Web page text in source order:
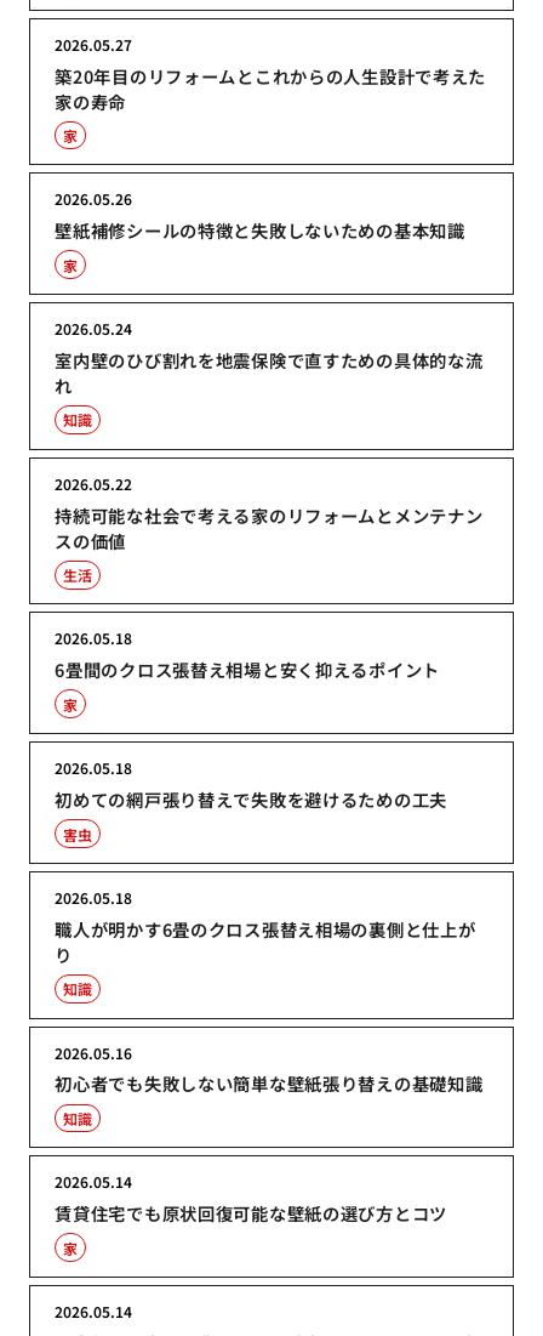
築20年目のリフォームとこれからの人生設計で考えた
家の寿命
2026.05.27
家
壁紙補修シールの特徴と失敗しないための基本知識
2026.05.26
家
室内壁のひび割れを地震保険で直すための具体的な流
れ
2026.05.24
知識
持続可能な社会で考える家のリフォームとメンテナン
スの価値
2026.05.22
生活
6畳間のクロス張替え相場と安く抑えるポイント
2026.05.18
家
初めての網戸張り替えで失敗を避けるための工夫
2026.05.18
害虫
職人が明かす6畳のクロス張替え相場の裏側と仕上が
り
2026.05.18
知識
初心者でも失敗しない簡単な壁紙張り替えの基礎知識
2026.05.16
知識
賃貸住宅でも原状回復可能な壁紙の選び方とコツ
2026.05.14
家
2026.05.14